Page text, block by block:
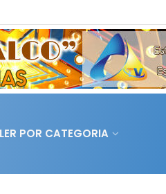
LER POR CATEGORIA